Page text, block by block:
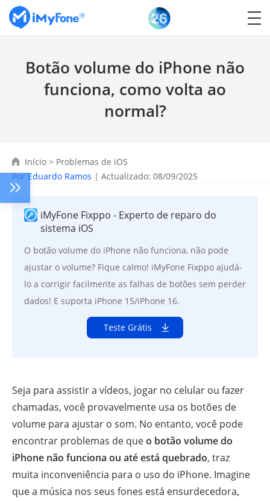
Botão volume do iPhone não
funciona, como volta ao
normal?
Início > Problemas de iOS
PorEduardo Ramos | Actualizado: 08/09/2025
iMyFone Fixppo - Experto de reparo do
sistema iOS
O botão volume do iPhone não funciona, não pode
ajustar o volume? Fique calmo! iMyFone Fixppo ajudá-
lo a corrigir facilmente as falhas de botões sem perder
dados! E suporta iPhone 15/iPhone 16.
Teste Grátis
Seja para assistir a vídeos, jogar no celular ou fazer
chamadas, você provavelmente usa os botões de
volume para ajustar o som. No entanto, você pode
encontrar problemas de queo botão volume do
iPhone não funciona ou até está quebrado, traz
muita inconveniência para o uso do iPhone. Imagine
que a música nos seus fones está ensurdecedora,